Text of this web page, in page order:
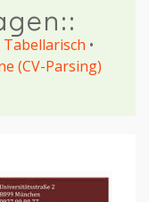
Tabellarisch •
(CV-Parsing)